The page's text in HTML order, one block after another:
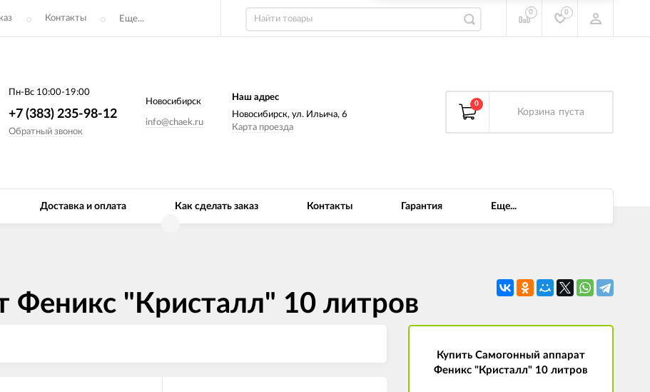
Контакты Еще...
0 0
Пн-Вс 10:00-19:00
+7 (383) 235-98-12
Обратный звонок
Новосибирск
info@chaek.ru
Наш адрес
Новосибирск, ул. Ильича, 6
Карта проезда
0
Корзина пуста
Доставка и оплата Как сделать заказ Контакты Гарантия Еще...
Феникс "Кристалл" 10 литров
Купить Самогонный аппарат
Феникс "Кристалл" 10 литров